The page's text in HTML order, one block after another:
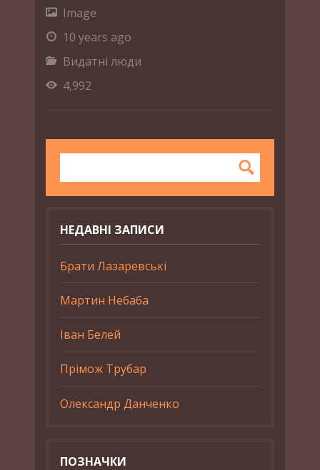
Image
10 years ago
Видатні люди
4,992
НЕДАВНІ ЗАПИСИ
Брати Лазаревські
Мартин Небаба
Іван Белей
Прімож Трубар
Олександр Данченко
ПОЗНАЧКИ